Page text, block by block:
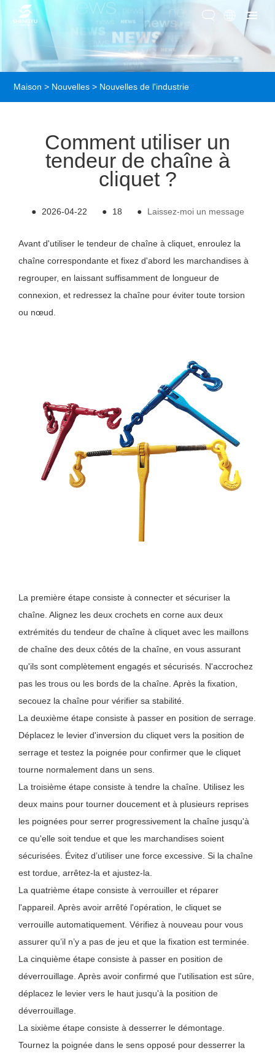
Maison > Nouvelles > Nouvelles de l'industrie
Comment utiliser un
tendeur de chaîne à
cliquet ?
● 2026-04-22 ● 18 ● Laissez-moi un message
Avant d'utiliser le tendeur de chaîne à cliquet, enroulez la
chaîne correspondante et fixez d'abord les marchandises à
regrouper, en laissant suffisamment de longueur de
connexion, et redressez la chaîne pour éviter toute torsion
ou nœud.
La première étape consiste à connecter et sécuriser la
chaîne. Alignez les deux crochets en corne aux deux
extrémités du tendeur de chaîne à cliquet avec les maillons
de chaîne des deux côtés de la chaîne, en vous assurant
qu'ils sont complètement engagés et sécurisés. N'accrochez
pas les trous ou les bords de la chaîne. Après la fixation,
secouez la chaîne pour vérifier sa stabilité.
La deuxième étape consiste à passer en position de serrage.
Déplacez le levier d'inversion du cliquet vers la position de
serrage et testez la poignée pour confirmer que le cliquet
tourne normalement dans un sens.
La troisième étape consiste à tendre la chaîne. Utilisez les
deux mains pour tourner doucement et à plusieurs reprises
les poignées pour serrer progressivement la chaîne jusqu'à
ce qu'elle soit tendue et que les marchandises soient
sécurisées. Évitez d’utiliser une force excessive. Si la chaîne
est tordue, arrêtez-la et ajustez-la.
La quatrième étape consiste à verrouiller et réparer
l'appareil. Après avoir arrêté l'opération, le cliquet se
verrouille automatiquement. Vérifiez à nouveau pour vous
assurer qu’il n’y a pas de jeu et que la fixation est terminée.
La cinquième étape consiste à passer en position de
déverrouillage. Après avoir confirmé que l'utilisation est sûre,
déplacez le levier vers le haut jusqu'à la position de
déverrouillage.
La sixième étape consiste à desserrer le démontage.
Tournez la poignée dans le sens opposé pour desserrer la